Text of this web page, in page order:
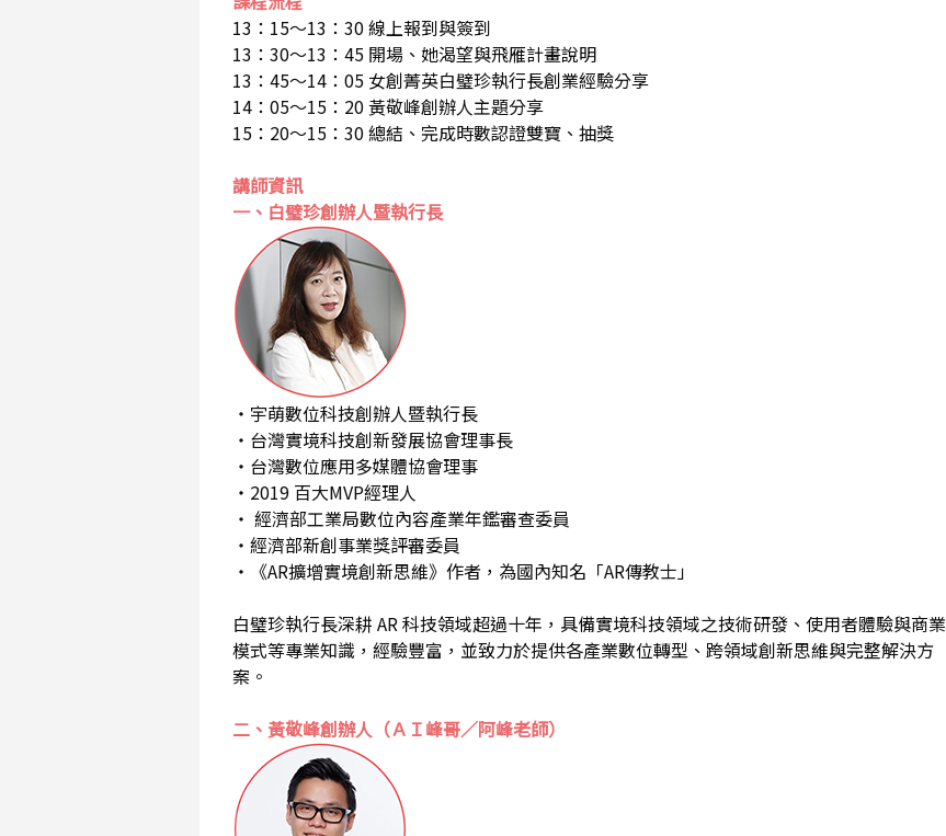
13：15～13：30 線上報到與簽到
13：30～13：45 開場、她渴望與飛雁計畫說明
13：45～14：05 女創菁英白璧珍執行長創業經驗分享
14：05～15：20 黃敬峰創辦人主題分享
15：20～15：30 總結、完成時數認證雙寶、抽獎
講師資訊
一、白璧珍創辦人暨執行長
・宇萌數位科技創辦人暨執行長
・台灣實境科技創新發展協會理事長
・台灣數位應用多媒體協會理事
・2019 百大MVP經理人
・ 經濟部工業局數位內容產業年鑑審查委員
・經濟部新創事業獎評審委員
・《AR擴增實境創新思維》作者，為國內知名「AR傳教士」
白璧珍執行長深耕 AR 科技領域超過十年，具備實境科技領域之技術研發、使用者體驗與商業
模式等專業知識，經驗豐富，並致力於提供各產業數位轉型、跨領域創新思維與完整解決方
案。
二、黃敬峰創辦人（ＡＩ峰哥／阿峰老師）